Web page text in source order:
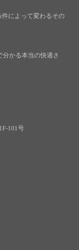
件によって変わるその
分かる本当の快適さ
101号